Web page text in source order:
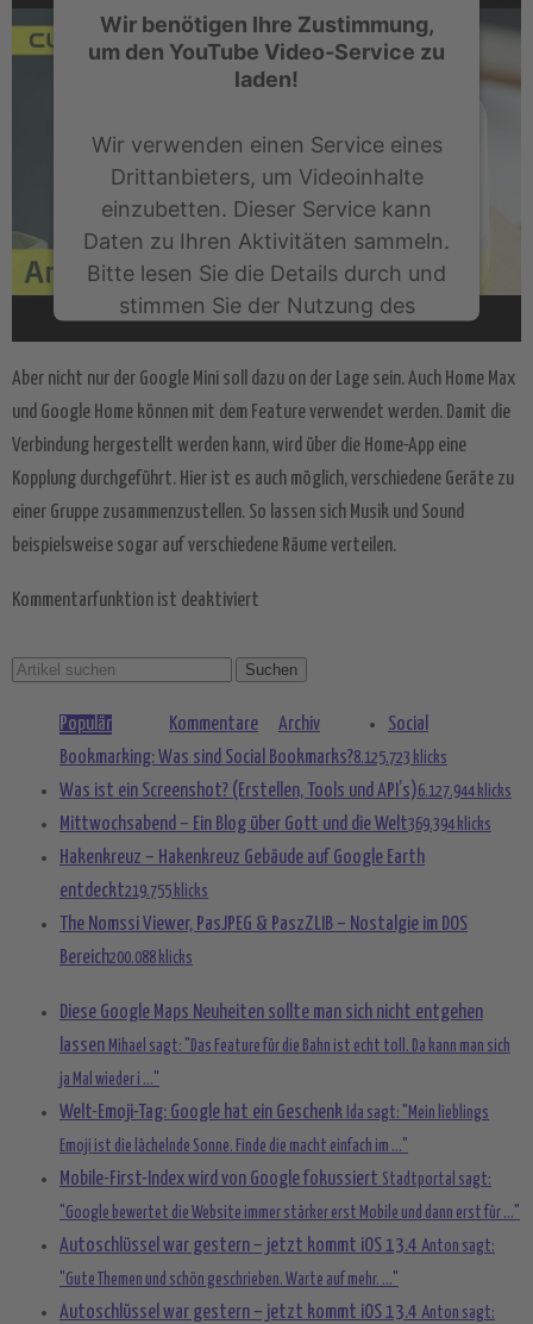
Wir benötigen Ihre Zustimmung,
um den YouTube Video-Service zu
laden!
Wir verwenden einen Service eines
Drittanbieters, um Videoinhalte
einzubetten. Dieser Service kann
Daten zu Ihren Aktivitäten sammeln.
Bitte lesen Sie die Details durch und
stimmen Sie der Nutzung des
Service zu, um dieses Video
anzusehen.
Mehr Informationen
Akzeptieren
powered byUsercentrics Consent
Aber nicht nur der Google Mini soll dazu on der Lage sein. Auch Home Max
und Google Home können mit dem Feature verwendet werden. Damit die
Verbindung hergestellt werden kann, wird über die Home-App eine
Kopplung durchgeführt. Hier ist es auch möglich, verschiedene Geräte zu
einer Gruppe zusammenzustellen. So lassen sich Musik und Sound
beispielsweise sogar auf verschiedene Räume verteilen.
Kommentarfunktion ist deaktiviert
Populär Kommentare Archiv
Social
Bookmarking: Was sind Social Bookmarks?8.125.723 klicks
Was ist ein Screenshot? (Erstellen, Tools und API’s)6.127.944 klicks
Mittwochsabend – Ein Blog über Gott und die Welt369.394 klicks
Hakenkreuz – Hakenkreuz Gebäude auf Google Earth
entdeckt219.755 klicks
The Nomssi Viewer, PasJPEG & PaszZLIB – Nostalgie im DOS
Bereich200.088 klicks
Diese Google Maps Neuheiten sollte man sich nicht entgehen
lassen Mihael sagt: "Das Feature für die Bahn ist echt toll. Da kann man sich
ja Mal wieder i ..."
Welt-Emoji-Tag: Google hat ein Geschenk Ida sagt: "Mein lieblings
Emoji ist die lächelnde Sonne. Finde die macht einfach im ..."
Mobile-First-Index wird von Google fokussiert Stadtportal sagt:
"Google bewertet die Website immer stärker erst Mobile und dann erst für ..."
Autoschlüssel war gestern – jetzt kommt iOS 13.4 Anton sagt:
"Gute Themen und schön geschrieben. Warte auf mehr. ..."
Autoschlüssel war gestern – jetzt kommt iOS 13.4 Anton sagt: